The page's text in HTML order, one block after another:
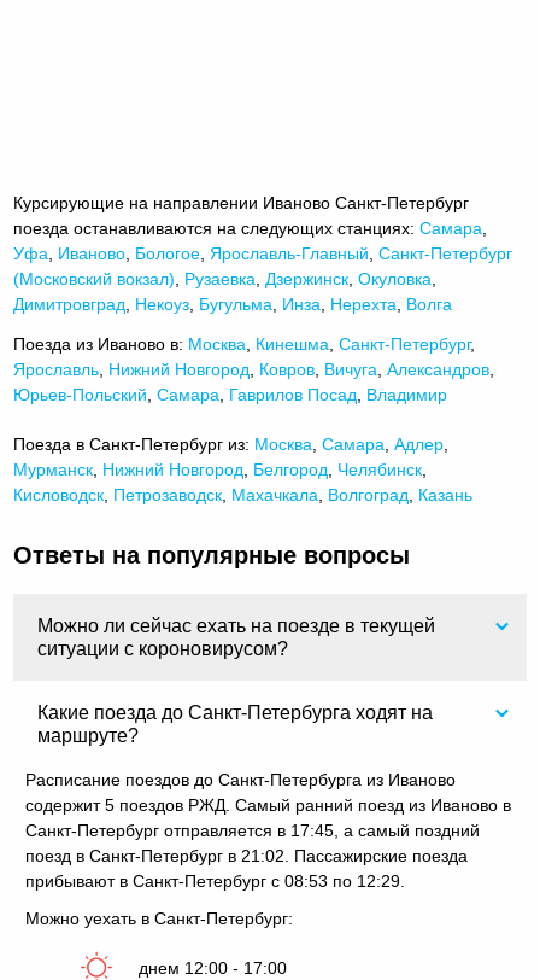
Курсирующие на направлении Иваново Санкт-Петербург
поезда останавливаются на следующих станциях:Самара
Уфа
Иваново Бологое Ярославль-Главный ,Санкт-Петербург
(Московский вокзал)
Рузаевка Дзержинск ,Окуловка
Димитровград
Некоуз Бугульма Инза Нерехта Волга
Поезда из Иваново в: Москва Кинешма ,Санкт-Петербург,
Ярославль Нижний Новгород Ковров Вичуга ,Александров
Юрьев-Польский ,Самара Гаврилов Посад Владимир
Поезда в Санкт-Петербург из: Москва ,Самара ,Адлер
Мурманск Нижний Новгород Белгород Челябинск
Кисловодск Петрозаводск Махачкала Волгоград Казань
Ответы на популярные вопросы
Можно ли сейчас ехать на поезде в текущей
ситуации с короновирусом?
Какие поезда до Санкт-Петербурга ходят на
маршруте?
Расписание поездов до Санкт-Петербурга из Иваново
содержит 5 поездов РЖД. Самый ранний поезд из Иваново в
Санкт-Петербург отправляется в 17:45, а самый поздний
поезд в Санкт-Петербург в 21:02. Пассажирские поезда
прибывают в Санкт-Петербург с 08:53 по 12:29.
Можно уехать в Санкт-Петербург:
днем 12:00 - 17:00